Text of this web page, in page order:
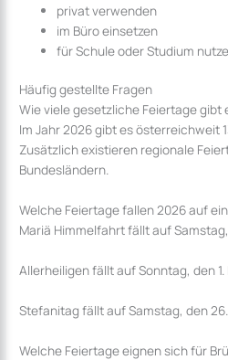
privat verwenden
im Büro einsetzen
für Schule oder Studium
Häufig gestellte Fragen
Wie viele gesetzliche Feiertage gibt
Im Jahr 2026 gibt es österreichweit
Zusätzlich existieren regionale
Bundesländern.
Welche Feiertage fallen 2026 auf
Mariä Himmelfahrt fällt auf
Allerheiligen fällt auf Sonntag, den
Stefanitag fällt auf Samstag, den
Welche Feiertage eignen sich für